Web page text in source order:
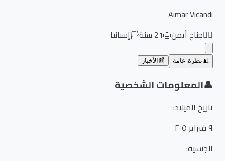
Aimar Vicandi
جناح أيمن🎂
21سنة🏳️إسبانيا
نظرة عامة 📰 الأخبار
المعلومات الشخصية
تاريخ الميلاد:
الجنسية: